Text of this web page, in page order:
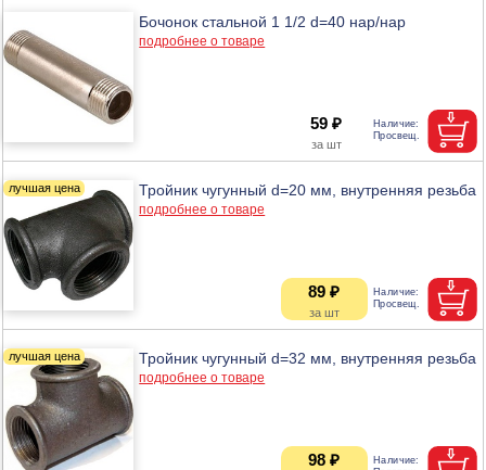
Бочонок стальной 1 1/2 d=40 нар/нар
подробнее о товаре
59 ₽
Тройник чугунный d=20 мм, внутренняя резьба
подробнее о товаре
89 ₽
Тройник чугунный d=32 мм, внутренняя резьба
подробнее о товаре
98 ₽